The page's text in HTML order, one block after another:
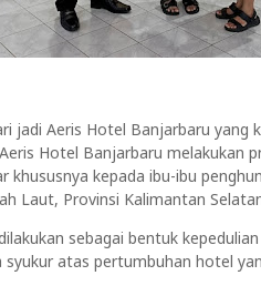
jadi Aeris Hotel Banjarbaru
Hotel Banjarbaru melakukan
khususnya kepada ibu-ibu
Laut, Provinsi Kalimantan
sebagai bentuk
syukur atas pertumbuhan hotel